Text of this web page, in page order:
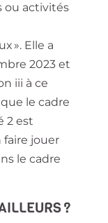
ou activités
». Elle a
2023 et
iii à ce
le cadre
2 est
faire jouer
le cadre
?